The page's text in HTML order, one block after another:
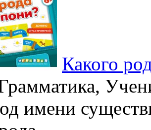
Какого
имени